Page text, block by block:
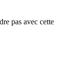
pas avec cette